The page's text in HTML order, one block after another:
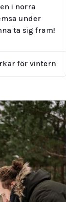
i norra
under
ta sig fram!
för vintern